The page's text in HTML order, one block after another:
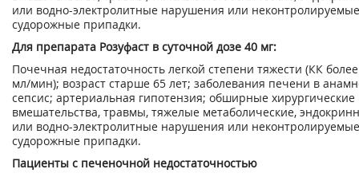
или водно-электролитные нарушения или неконтролируемые
судорожные припадки.
Для препарата Розуфаст в суточной дозе 40 мг:
Почечная недостаточность легкой степени тяжести (КК
мл/мин); возраст старше 65 лет; заболевания печени в
сепсис; артериальная гипотензия; обширные хирургические
вмешательства, травмы, тяжелые метаболические,
или водно-электролитные нарушения или неконтролируемые
судорожные припадки.
Пациенты с печеночной недостаточностью